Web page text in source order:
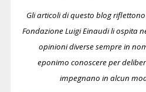
Gli articoli di questo blog
Fondazione Luigi Einaudi li ospita
opinioni diverse sempre in
eponimo conoscere per
impegnano in alcun